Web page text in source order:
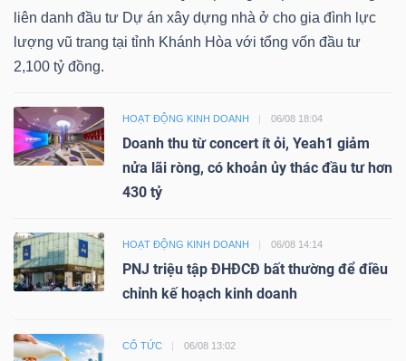
liên danh đầu tư Dự án xây dựng nhà ở cho gia đình lực
lượng vũ trang tại tỉnh Khánh Hòa với tổng vốn đầu tư
2,100 tỷ đồng.
HOẠT ĐỘNG KINH DOANH 06/08 18:04
Doanh thu từ concert ít ỏi, Yeah1 giảm
nửa lãi ròng, có khoản ủy thác đầu tư hơn
430 tỷ
HOẠT ĐỘNG KINH DOANH 06/08 14:14
PNJ triệu tập ĐHĐCĐ bất thường để điều
chỉnh kế hoạch kinh doanh
CỔ TỨC 06/08 13:02